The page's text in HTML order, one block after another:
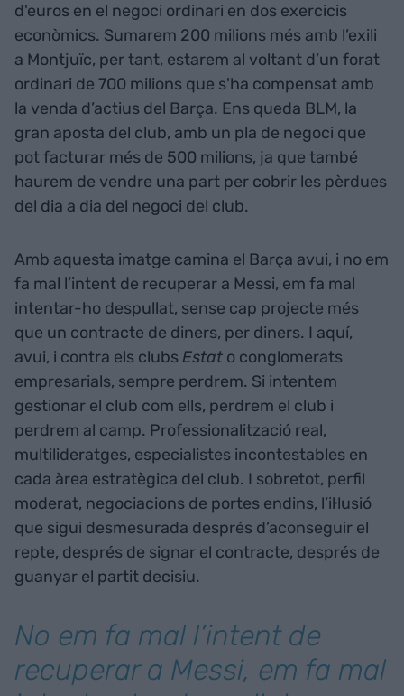
d'euros en el negoci ordinari en dos exercicis
econòmics. Sumarem 200 milions més amb l’exili
a Montjuïc, per tant, estarem al voltant d’un forat
ordinari de 700 milions que s'ha compensat amb
la venda d’actius del Barça. Ens queda BLM, la
gran aposta del club, amb un pla de negoci que
pot facturar més de 500 milions, ja que també
haurem de vendre una part per cobrir les pèrdues
del dia a dia del negoci del club.
Amb aquesta imatge camina el Barça avui, i no em
fa mal l’intent de recuperar a Messi, em fa mal
intentar-ho despullat, sense cap projecte més
que un contracte de diners, per diners. I aquí,
avui, i contra els clubsEstat o conglomerats
empresarials, sempre perdrem. Si intentem
gestionar el club com ells, perdrem el club i
perdrem al camp. Professionalització real,
multilideratges, especialistes incontestables en
cada àrea estratègica del club. I sobretot, perfil
moderat, negociacions de portes endins, l’il·lusió
que sigui desmesurada després d’aconseguir el
repte, després de signar el contracte, després de
guanyar el partit decisiu.
No em fa mal l’intent de
recuperar a Messi, em fa mal